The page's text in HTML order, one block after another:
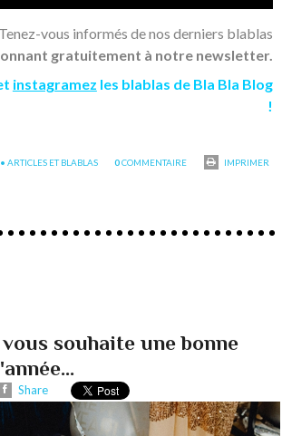
Tenez-vous informés de nos derniers blablas
gratuitement à notre newsletter.
instagramez les blablas de Bla Bla Blog
!
ARTICLES ET BLABLAS 0COMMENTAIRE
IMPRIMER
souhaite une bonne
Share